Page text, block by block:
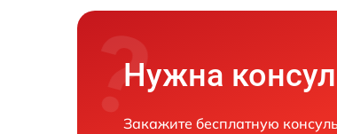
Нужна
Закажите бесплатную